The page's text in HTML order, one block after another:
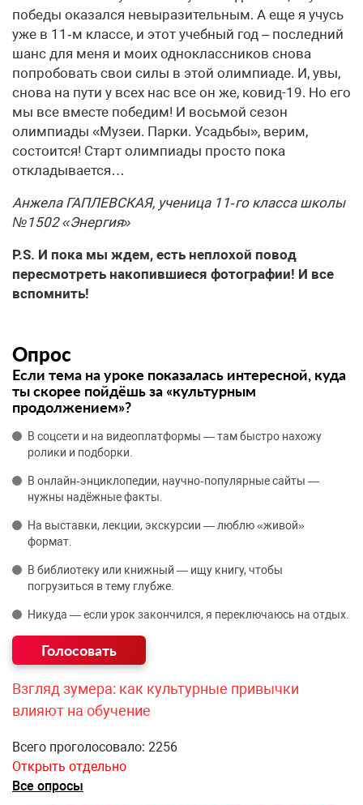
победы оказался невыразительным. А еще я учусь
уже в 11‑м классе, и этот учебный год – последний
шанс для меня и моих одноклассников снова
попробовать свои силы в этой олимпиаде. И, увы,
снова на пути у всех нас все он же, ковид-19. Но его
мы все вместе победим! И восьмой сезон
олимпиады «Музеи. Парки. Усадьбы», верим,
состоится! Старт олимпиады просто пока
откладывается…
Анжела ГАПЛЕВСКАЯ, ученица 11‑го класса школы
№1502 «Энергия»
P.S. И пока мы ждем, есть неплохой повод
пересмотреть накопившиеся фотографии! И все
вспомнить!
Опрос
Если тема на уроке показалась интересной, куда
ты скорее пойдёшь за «культурным
продолжением»?
В соцсети и на видеоплатформы — там быстро нахожу
ролики и подборки.
В онлайн‑энциклопедии, научно‑популярные сайты —
нужны надёжные факты.
На выставки, лекции, экскурсии — люблю «живой»
формат.
В библиотеку или книжный — ищу книгу, чтобы
погрузиться в тему глубже.
Никуда — если урок закончился, я переключаюсь на отдых.
Взгляд зумера: как культурные привычки
влияют на обучение
Всего проголосовало: 2256
Открыть отдельно
Все опросы